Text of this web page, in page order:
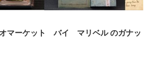
マーケット バイ マリベル のガナッ